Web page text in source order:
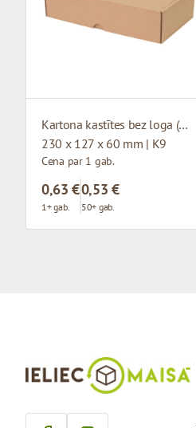
Kartona kastītes bez loga (mikrogofras)
230 x 127 x 60 mm | K9
Cena par 1 gab.
0,63 €
1+ gab.
0,53 €
50+ gab.